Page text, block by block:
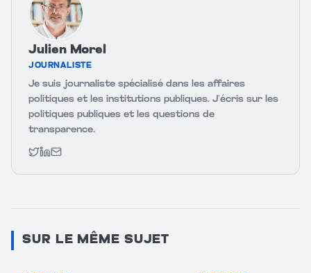
Julien Morel
JOURNALISTE
Je suis journaliste spécialisé dans les affaires
politiques et les institutions publiques. J’écris sur les
politiques publiques et les questions de
transparence.
SUR LE MÊME SUJET